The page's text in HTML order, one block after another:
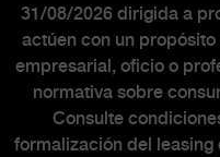
31/08/2026 dirigida a
actúen con un
empresarial, oficio o
normativa sobre
Consulte
formalización del leasing